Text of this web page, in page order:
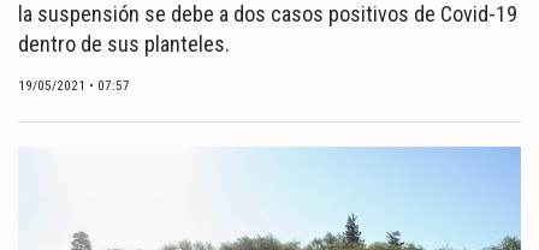
NOTICIAS RECIENTES
MUNDO
la suspensión se debe a dos casos positivos de Covid-19
dentro de sus planteles.
19/05/2021 • 07:57